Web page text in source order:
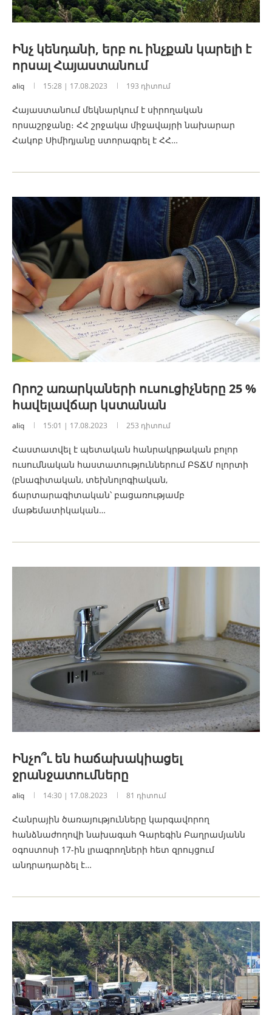
Ինչ կենդանի, երբ ու ինչքան կարելի է
որսալ Հայաստանում
aliq 15:28 | 17.08.2023 193 դիտում
Հայաստանում մեկնարկում է սիրողական
որսաշրջանը։ ՀՀ շրջակա միջավայրի նախարար
Հակոբ Սիմիդյանը ստորագրել է ՀՀ…
Որոշ առարկաների ուսուցիչները 25 %
հավելավճար կստանան
aliq 15:01 | 17.08.2023 253 դիտում
Հաստատվել է պետական հանրակրթական բոլոր
ուսումնական հաստատություններում ԲՏՃՄ ոլորտի
(բնագիտական, տեխնոլոգիական,
ճարտարագիտական՝ բացառությամբ
մաթեմատիկական…
Ինչո՞ւ են հաճախակիացել
ջրանջատումները
aliq 14:30 | 17.08.2023 81 դիտում
Հանրային ծառայությունները կարգավորող
հանձնաժողովի նախագահ Գարեգին Բաղրամյանն
օգոստոսի 17-ին լրագրողների հետ զրույցում
անդրադարձել է…